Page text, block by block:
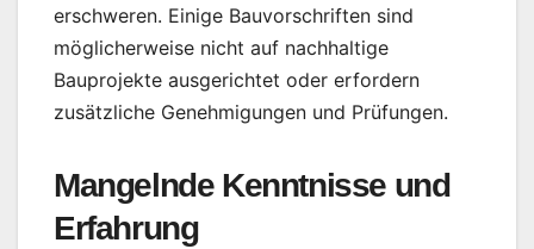
erschweren. Einige Bauvorschriften sind
möglicherweise nicht auf nachhaltige
Bauprojekte ausgerichtet oder erfordern
zusätzliche Genehmigungen und Prüfungen.
Mangelnde Kenntnisse und
Erfahrung